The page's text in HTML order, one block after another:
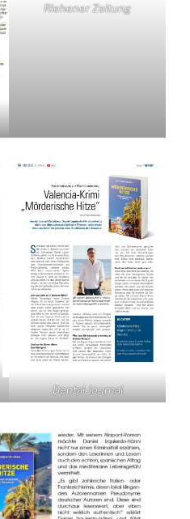
Riehener Zeitung
Dental Journal